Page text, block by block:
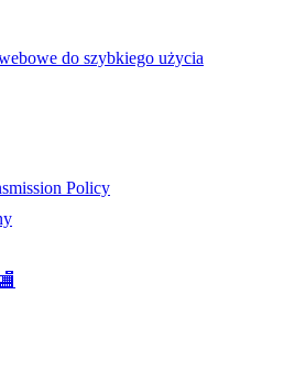
do szybkiego użycia
Policy